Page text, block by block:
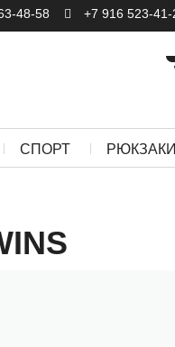
48-58 +7 916 523-41-
СПОРТ РЮКЗАКИ